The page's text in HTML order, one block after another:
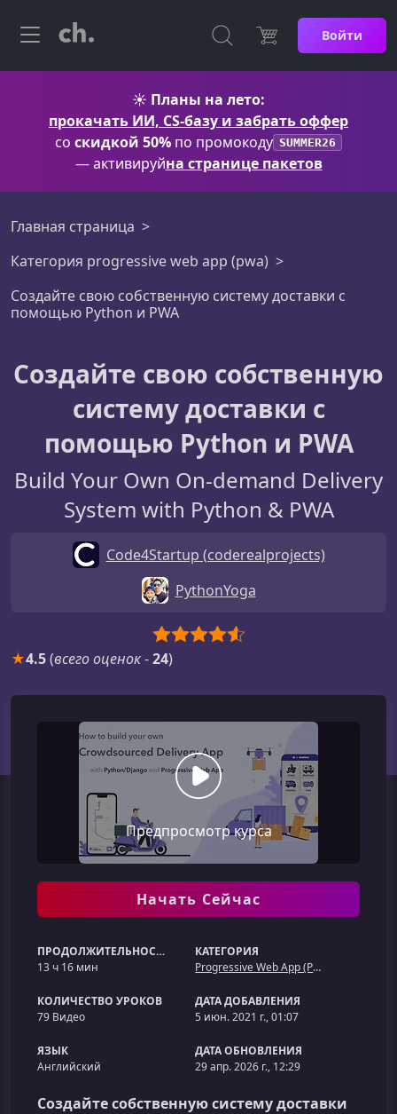
Войти
☀️ Планы на лето:
прокачать ИИ, CS-базу и забрать оффер
со скидкой 50% по промокоду SUMMER26
— активируйна странице пакетов
Главная страница
Категория progressive web app (pwa)
Создайте свою собственную систему доставки с
помощью Python и PWA
Создайте свою собственную
систему доставки с
помощью Python и PWA
Build Your Own On-demand Delivery
System with Python & PWA
Code4Startup (coderealprojects)
PythonYoga
★4.5(всего оценок-24)
Предпросмотр курса
Начать Сейчас
ПРОДОЛЖИТЕЛЬНОСТЬ
13 ч 16 мин
КАТЕГОРИЯ
Progressive Web App (PWA)
КОЛИЧЕСТВО УРОКОВ
79 Видео
ДАТА ДОБАВЛЕНИЯ
5 июн. 2021 г., 01:07
ЯЗЫК
Английский
ДАТА ОБНОВЛЕНИЯ
29 апр. 2026 г., 12:29
Создайте собственную систему доставки